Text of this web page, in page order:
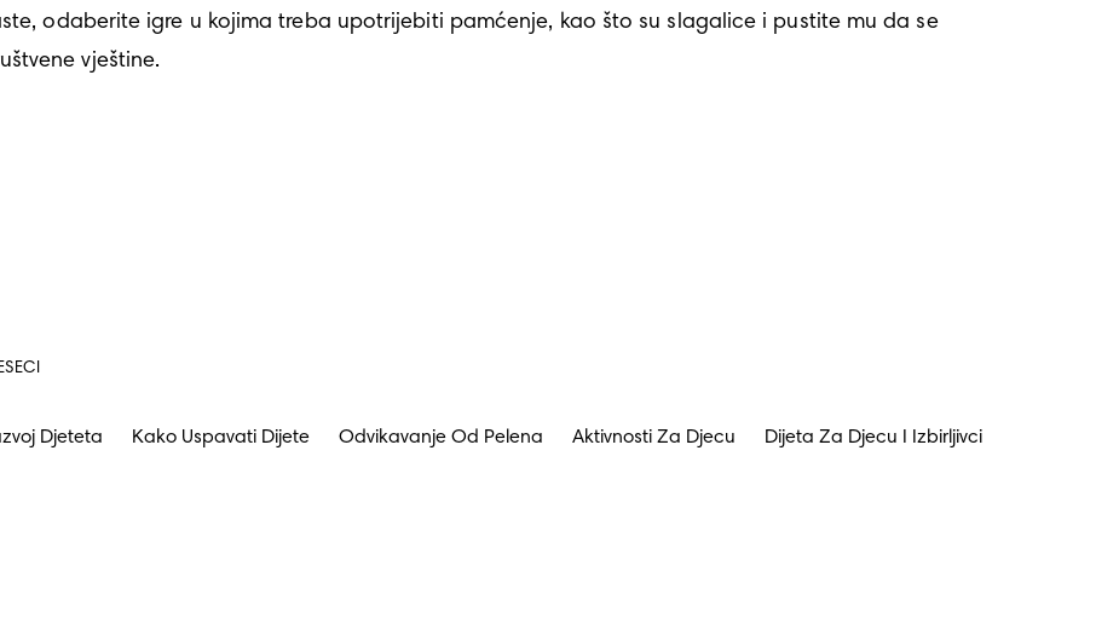
odaberite igre u kojima treba upotrijebiti pamćenje, kao što su slagalice i pustite mu da se
vještine.
Djeteta Kako Uspavati Dijete Odvikavanje Od Pelena Aktivnosti Za Djecu Dijeta Za Djecu I Izbirljivci